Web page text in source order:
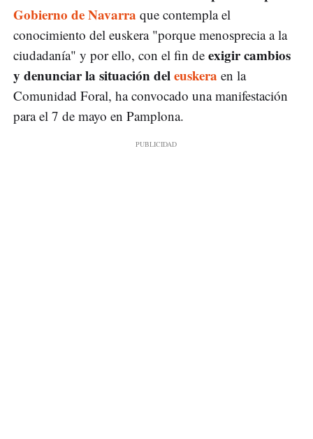
Gobierno de Navarra que contempla el
conocimiento del euskera "porque menosprecia a la
ciudadanía" y por ello, con el fin de exigir cambios
y denunciar la situación deleuskera en la
Comunidad Foral, ha convocado una manifestación
para el 7 de mayo en Pamplona.